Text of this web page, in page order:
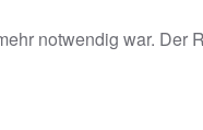
notwendig war. Der